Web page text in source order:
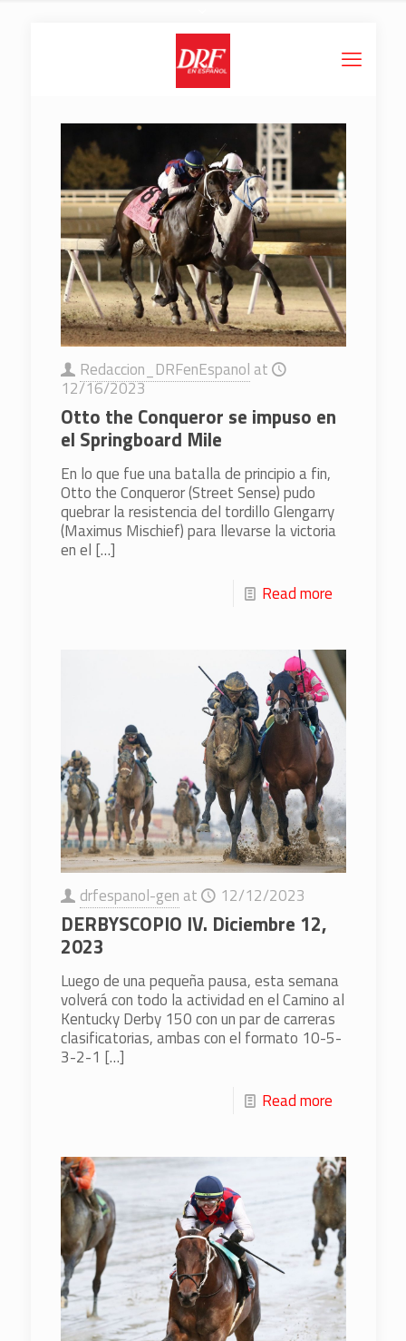
Redaccion_DRFenEspanol at
12/16/2023
Otto the Conqueror se impuso en
el Springboard Mile
En lo que fue una batalla de principio a fin,
Otto the Conqueror (Street Sense) pudo
quebrar la resistencia del tordillo Glengarry
(Maximus Mischief) para llevarse la victoria
en el […]
Read more
drfespanol-gen at 12/12/2023
DERBYSCOPIO IV. Diciembre 12,
2023
Luego de una pequeña pausa, esta semana
volverá con todo la actividad en el Camino al
Kentucky Derby 150 con un par de carreras
clasificatorias, ambas con el formato 10-5-
3-2-1 […]
Read more